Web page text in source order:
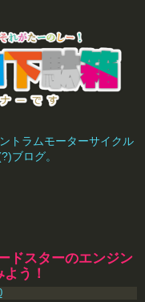
トラムモーターサイクル
ブログ。
ドスターのエンジン
う！